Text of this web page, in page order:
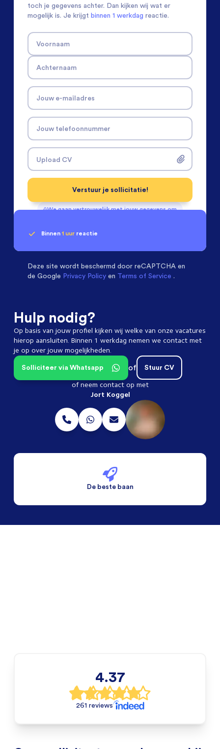
toch je gegevens achter. Dan kijken wij wat er
mogelijk is. Je krijgt binnen 1 werkdag reactie.
Voornaam
Achternaam
Jouw e-mailadres
Jouw telefoonnummer
Upload CV
We gaan vertrouwelijk met jouw gegevens om
Verstuur je sollicitatie!
Binnen 1 uur reactie
met een 9.3
Deze site wordt beschermd door reCAPTCHA en
de Google Privacy Policy en Terms of Service .
Hulp nodig?
Op basis van jouw profiel kijken wij welke van onze vacatures
hierop aansluiten. Binnen 1 werkdag nemen we contact met
je op over jouw mogelijkheden.
Stuur CV
of
Solliciteer via Whatsapp
of neem contact op met
Jort Koggel
De beste baan
4.37
261 reviews